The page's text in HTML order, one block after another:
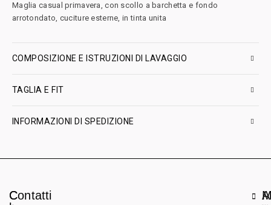
Maglia casual primavera, con scollo a barchetta e fondo
arrotondato, cuciture esterne, in tinta unita
COMPOSIZIONE E ISTRUZIONI DI LAVAGGIO
TAGLIA E FIT
INFORMAZIONI DI SPEDIZIONE
C
Contatti
A